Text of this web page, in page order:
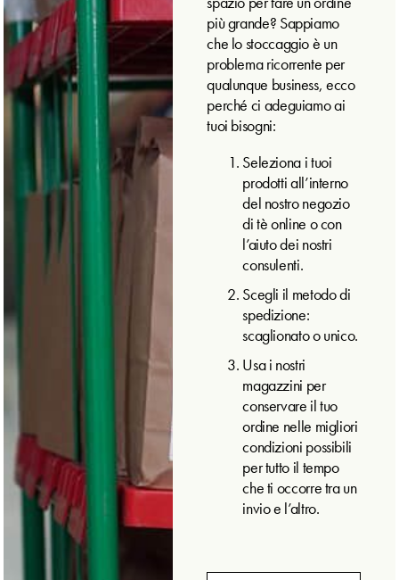
più grande? Sappiamo
che lo stoccaggio è un
problema ricorrente per
qualunque business, ecco
perché ci adeguiamo ai
tuoi bisogni:
Seleziona i tuoi
prodotti all’interno
del nostro negozio
di tè online o con
l’aiuto dei nostri
consulenti.
Scegli il metodo di
spedizione:
scaglionato o unico.
Usa i nostri
magazzini per
conservare il tuo
ordine nelle migliori
condizioni possibili
per tutto il tempo
che ti occorre tra un
invio e l’altro.